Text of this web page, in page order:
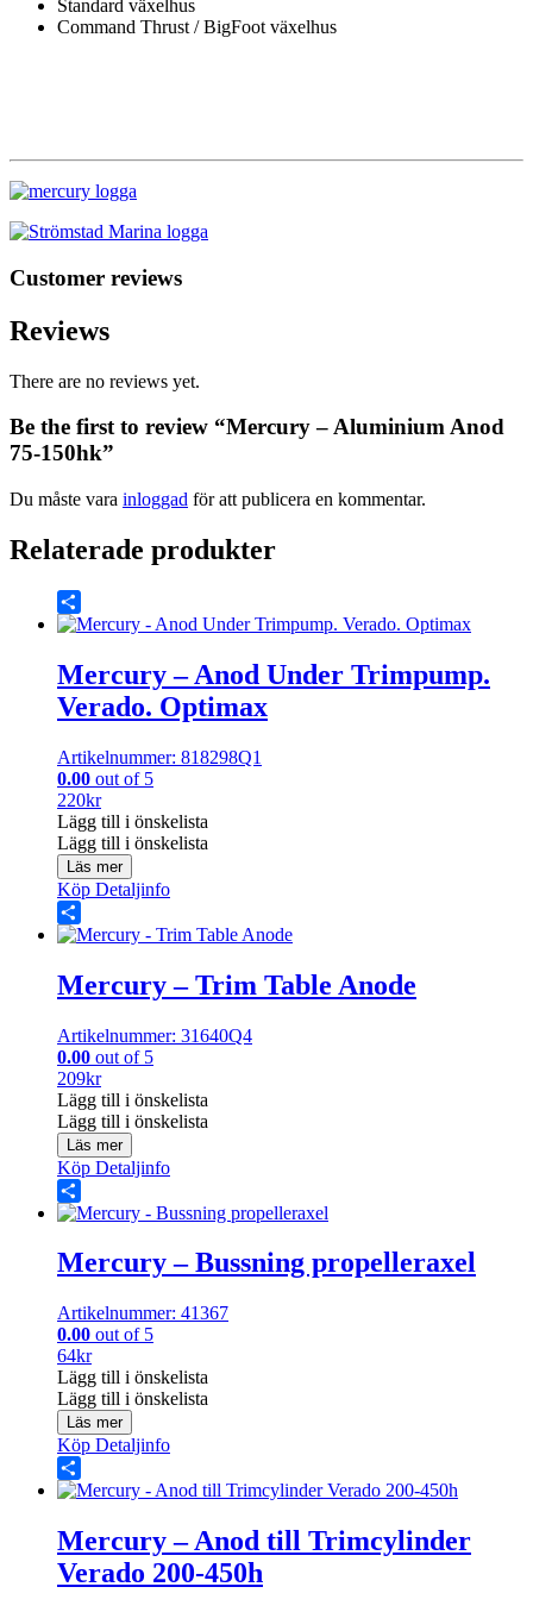
Standard växelhus
Command Thrust / BigFoot växelhus
Customer reviews
Reviews
There are no reviews yet.
Be the first to review “Mercury – Aluminium Anod
75-150hk”
Du måste vara inloggad för att publicera en kommentar.
Relaterade produkter
Share
Mercury – Anod Under Trimpump.
Verado. Optimax
Artikelnummer: 818298Q1
0.00 out of 5
220kr
Lägg till i önskelista
Lägg till i önskelista
Läs mer
Köp Detaljinfo
Share
Mercury – Trim Table Anode
Artikelnummer: 31640Q4
0.00 out of 5
209kr
Lägg till i önskelista
Lägg till i önskelista
Läs mer
Köp Detaljinfo
Share
Mercury – Bussning propelleraxel
Artikelnummer: 41367
0.00 out of 5
64kr
Lägg till i önskelista
Lägg till i önskelista
Läs mer
Köp Detaljinfo
Share
Mercury – Anod till Trimcylinder
Verado 200-450h